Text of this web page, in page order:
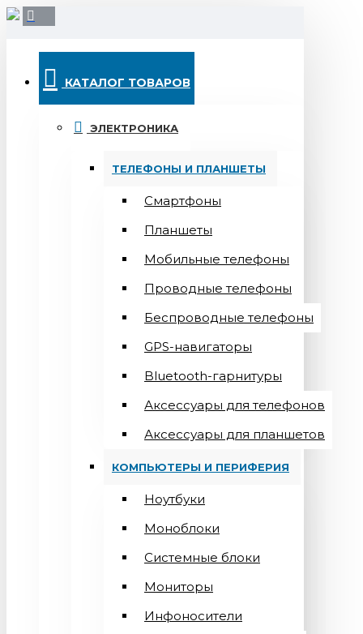
КАТАЛОГ ТОВАРОВ
ЭЛЕКТРОНИКА
ТЕЛЕФОНЫ И ПЛАНШЕТЫ
Смартфоны
Планшеты
Мобильные телефоны
Проводные телефоны
Беспроводные телефоны
GPS-навигаторы
Bluetooth-гарнитуры
Аксессуары для телефонов
Аксессуары для планшетов
КОМПЬЮТЕРЫ И ПЕРИФЕРИЯ
Ноутбуки
Моноблоки
Системные блоки
Мониторы
Инфоносители